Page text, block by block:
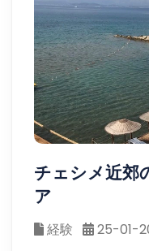
チェシメ近郊
ア
経験 25-01-